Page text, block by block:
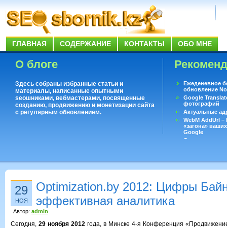
ГЛАВНАЯ СОДЕРЖАНИЕ КОНТАКТЫ ОБО МНЕ
О блоге
Здесь собраны избранные статьи и
материалы, написанные опытными
seoшниками, вебмастерами, посвященные
созданию, продвижению и монетизации сайта
с регулярным обновлением.
Ежеденевное
обновление
Google
фотографий
Актуальные
WebM AddUrl
«загона»
Google
Существует
29
НОЯ
Optimization.by 2012: Цифры
эффективная аналитика
Автор: admin
Сегодня, 29 ноября 2012 года, в Минске 4-я Конференция